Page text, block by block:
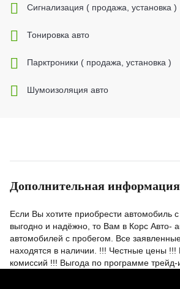
Cигнализация ( продажа, установка )
Тонировка авто
Парктроники ( продажа, установка )
Шумоизоляция авто
Дополнительная информация
Если Вы хотите приобрести автомобиль
выгодно и надёжно, то Вам в Корс Авто-
автомобилей с пробегом. Все
находятся в наличии. !!! Честные цены !!!
комиссий !!! Выгода по программе трейд-